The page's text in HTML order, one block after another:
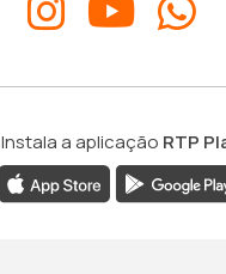
Instala a aplicação RTP